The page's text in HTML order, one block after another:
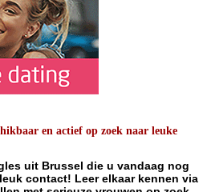
en actief op zoek naar leuke
uit Brussel die u vandaag nog
contact! Leer elkaar kennen via